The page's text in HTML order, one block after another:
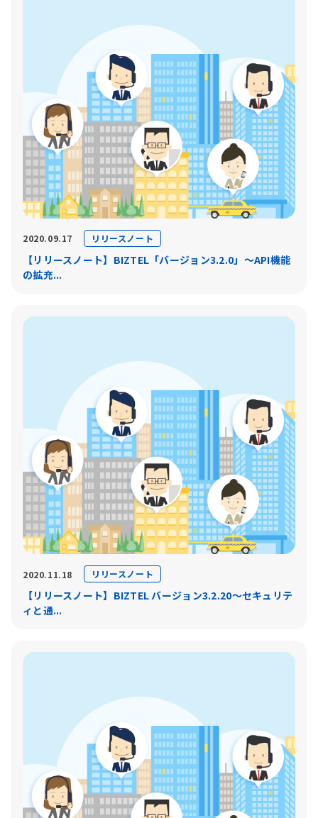
2020.09.17 リリースノート
【リリースノート】BIZTEL「バージョン3.2.0」〜API機能
の拡充...
2020.11.18 リリースノート
【リリースノート】BIZTEL バージョン3.2.20〜セキュリテ
ィと通...